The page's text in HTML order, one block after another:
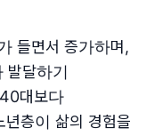
들면서 증가하며,
발달하기
대보다
층이 삶의 경험을